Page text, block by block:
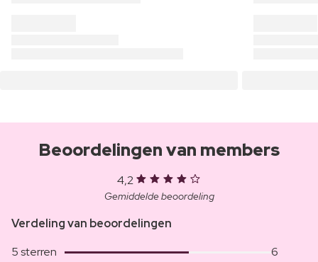
Beoordelingen van members
4,2
Gemiddelde beoordeling
Verdeling van beoordelingen
5 sterren
6